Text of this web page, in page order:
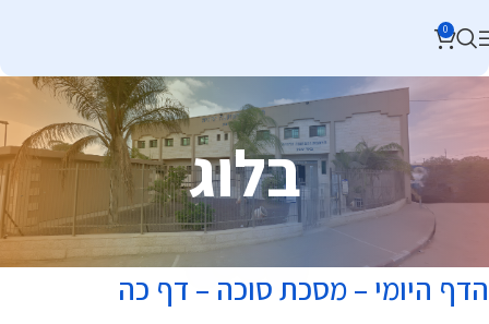
0
בלוג
הדף היומי – מסכת סוכה – דף כה